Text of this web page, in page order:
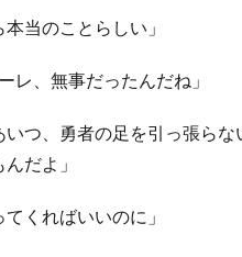
当のことらしい」
レ、無事だったんだね」
つ、勇者の足を引っ張ら
だよ」
くればいいのに」